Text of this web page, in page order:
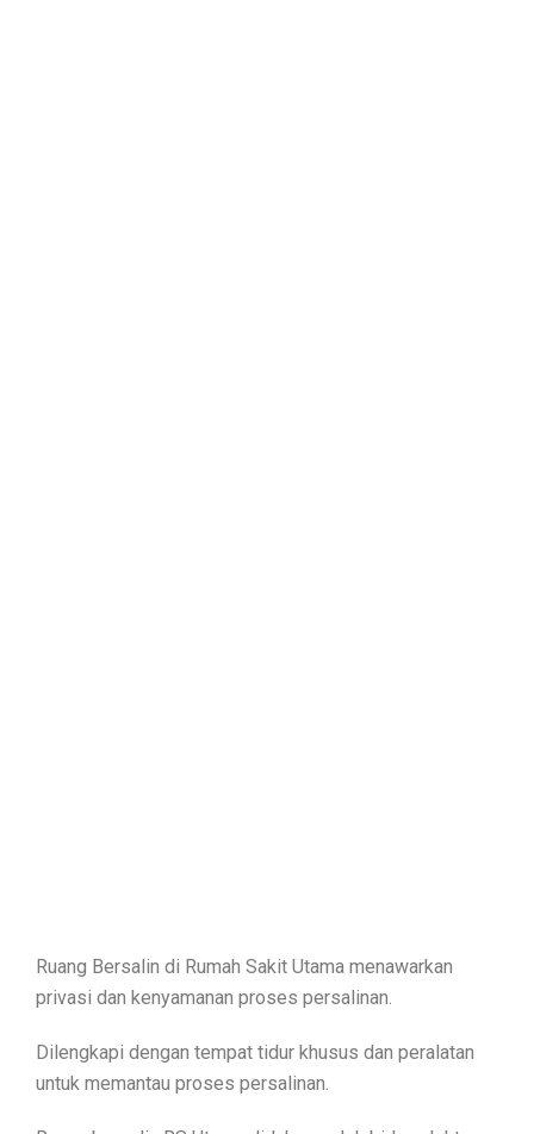
Ruang Bersalin di Rumah Sakit Utama menawarkan
privasi dan kenyamanan proses persalinan.
Dilengkapi dengan tempat tidur khusus dan peralatan
untuk memantau proses persalinan.